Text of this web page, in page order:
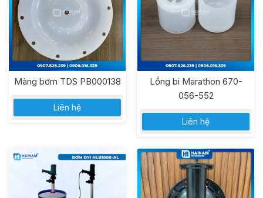
Màng bơm TDS PB000138
Liên hệ
Lồng bi Marathon 670-
056-552
Liên hệ